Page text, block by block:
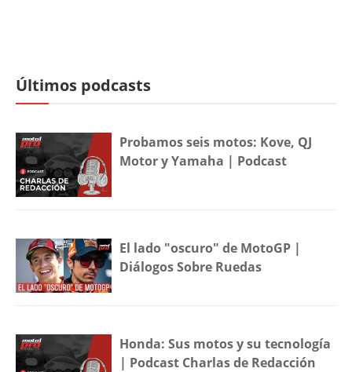
Últimos podcasts
Probamos seis motos: Kove, QJ
Motor y Yamaha | Podcast
El lado "oscuro" de MotoGP |
Diálogos Sobre Ruedas
Honda: Sus motos y su tecnología
| Podcast Charlas de Redacción